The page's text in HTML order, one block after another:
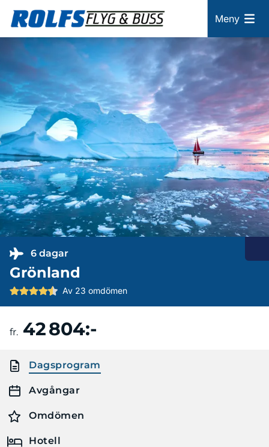
Meny
6 dagar
Grönland
Av 23 omdömen
fr. 42 804:-
Dagsprogram
Avgångar
Omdömen
Hotell